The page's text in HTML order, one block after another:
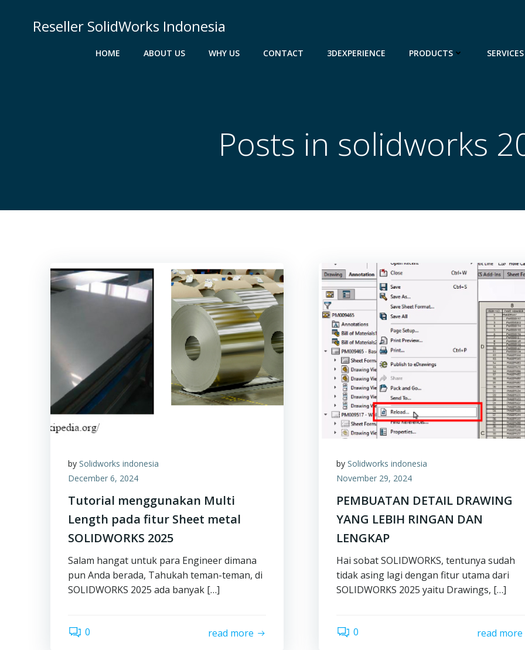
Reseller SolidWorks Indonesia
HOME ABOUT US WHY US CONTACT 3DEXPERIENCE PRODUCTS SERVICES
Posts in solidworks
by Solidworks indonesia
December 6, 2024
Tutorial menggunakan Multi
Length pada fitur Sheet metal
SOLIDWORKS 2025
Salam hangat untuk para Engineer dimana
pun Anda berada, Tahukah teman-teman, di
SOLIDWORKS 2025 ada banyak […]
0 read more
bySolidworks indonesia
November 29, 2024
PEMBUATAN DETAIL DRAWING
YANG LEBIH RINGAN DAN
LENGKAP
Hai sobat SOLIDWORKS, tentunya sudah
tidak asing lagi dengan fitur utama dari
SOLIDWORKS 2025 yaitu Drawings, […]
0 read more